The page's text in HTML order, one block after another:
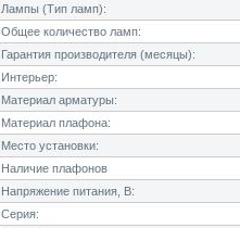
Лампы (Тип ламп):
Общее количество ламп:
Гарантия производителя (месяцы):
Интерьер:
Материал арматуры:
Материал плафона:
Место установки:
Наличие плафонов
Напряжение питания, В:
Серия: